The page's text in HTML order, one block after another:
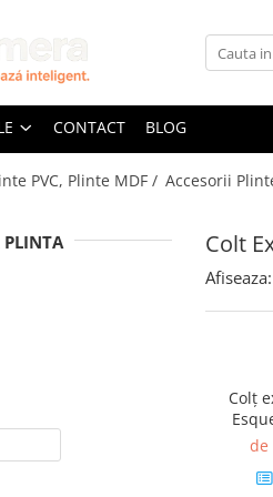
CONTACT BLOG
PVC, Plinte MDF / Accesorii
Colt
PLINTA
Afiseaza:
Colț
buc/de